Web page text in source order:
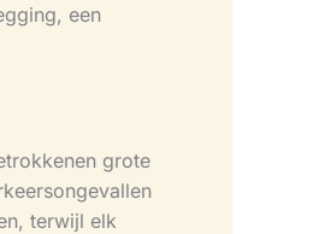
een
grote
terwijl elk